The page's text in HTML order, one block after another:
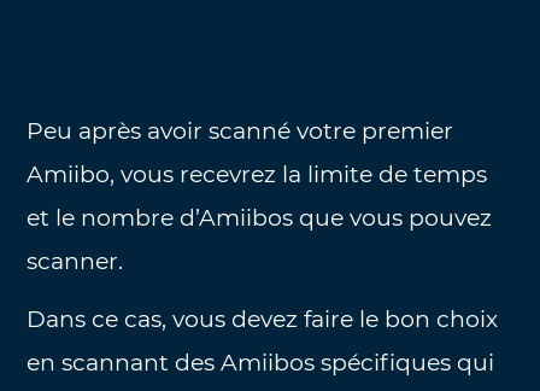
Peu après avoir scanné votre premier
Amiibo, vous recevrez la limite de temps
et le nombre d’Amiibos que vous pouvez
scanner.
Dans ce cas, vous devez faire le bon choix
en scannant des Amiibos spécifiques qui